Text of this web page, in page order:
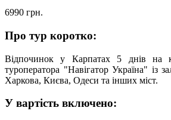
6990 грн.
Про тур коротко:
Відпочинок у Карпатах 5 днів на
туроператора "Навігатор Україна" із
Харкова, Києва, Одеси та інших міст.
У вартість включено: